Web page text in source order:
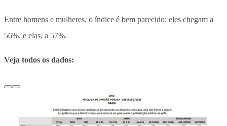
Entre homens e mulheres, o índice é bem parecido: eles chegam a
56%, e elas, a 57%.
Veja todos os dados: